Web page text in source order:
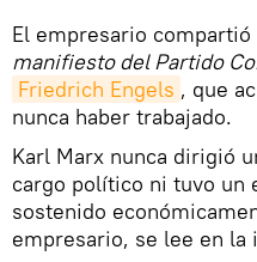
El empresario
manifiesto del Partido
Friedrich Engels , que
nunca haber trabajado.
Karl Marx nunca dirigió
cargo político ni tuvo un
sostenido
empresario, se lee en la